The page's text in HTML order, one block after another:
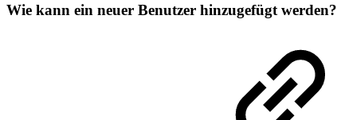
Wie kann ein neuer Benutzer hinzugefügt werden?